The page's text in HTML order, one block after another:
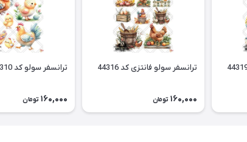
ترانسفر سولو فانتزی کد 44316
160,000 تومان
ترانسفر سولو کد 44310
160,000 تومان